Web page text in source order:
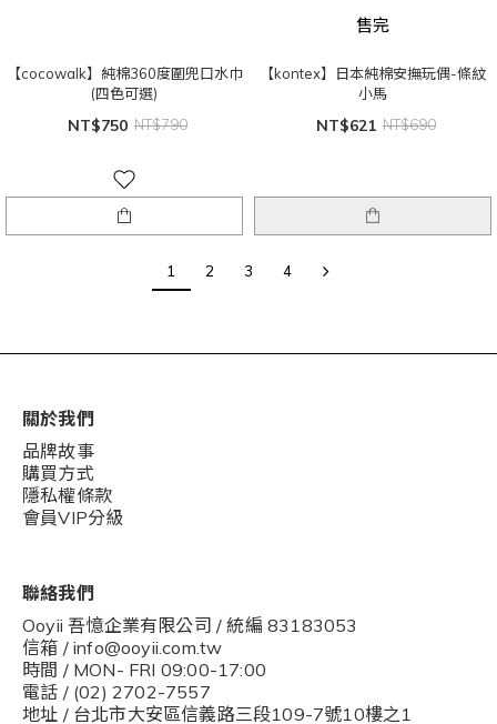
【cocowalk】純棉360度圍兜口水巾
(四色可選)
NT$750 NT$790
售完
【kontex】日本純棉安撫玩偶-條紋
小馬
NT$621 NT$690
1 2 3 4
關於我們
品牌故事
購買方式
隱私權條款
會員VIP分級
聯絡我們
Ooyii 吾憶企業有限公司 / 統編 83183053
信箱 / info@ooyii.com.tw
時間 / MON- FRI 09:00-17:00
電話 / (02) 2702-7557
地址 / 台北市大安區信義路三段109-7號10樓之1